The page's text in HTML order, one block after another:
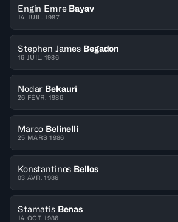
Engin Emre Bayav
14 JUIL. 1987
Stephen James Begadon
16 JUIL. 1986
Nodar Bekauri
26 FÉVR. 1986
Marco Belinelli
25 MARS 1986
Konstantinos Bellos
03 AVR. 1986
Stamatis Benas
14 OCT. 1986